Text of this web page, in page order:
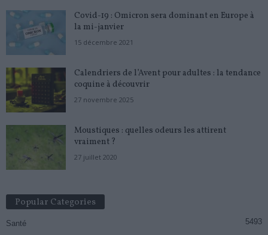
Covid-19 : Omicron sera dominant en Europe à
la mi-janvier
15 décembre 2021
Calendriers de l’Avent pour adultes : la tendance
coquine à découvrir
27 novembre 2025
Moustiques : quelles odeurs les attirent
vraiment ?
27 juillet 2020
Popular Categories
Santé
5493